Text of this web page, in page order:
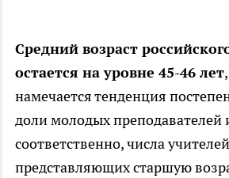
Средний возраст
остается на уровне 45-46 лет
намечается тенденция
доли молодых преподавателей
соответственно, числа
представляющих старшую